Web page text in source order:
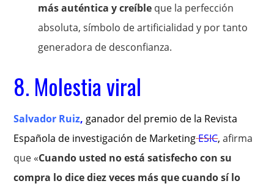
más auténtica y creíble que la perfección
absoluta, símbolo de artificialidad y por tanto
generadora de desconfianza.
8. Molestia viral
Salvador Ruiz, ganador del premio de la Revista
Española de investigación de MarketingESIC, afirma
que «Cuando usted no está satisfecho con su
compra lo dice diez veces más que cuando sí lo